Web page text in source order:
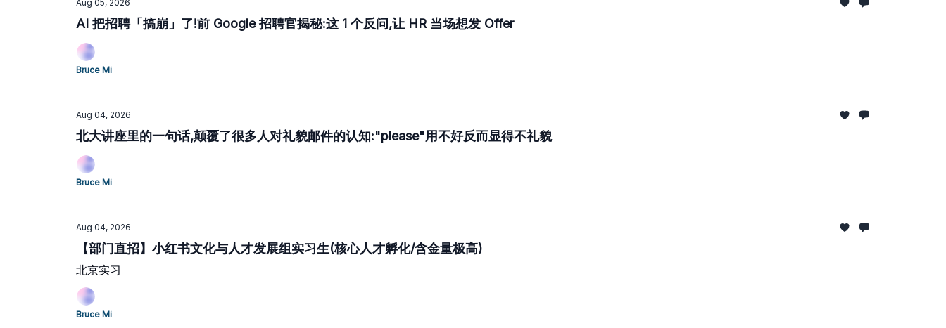
Aug 05, 2026
AI 把招聘「搞崩」了!前 Google 招聘官揭秘:这 1 个反问,让 HR 当场想发 Offer
Bruce Mi
Aug 04, 2026
北大讲座里的一句话,颠覆了很多人对礼貌邮件的认知:"please"用不好反而显得不礼貌
Bruce Mi
Aug 04, 2026
【部门直招】小红书文化与人才发展组实习生(核心人才孵化/含金量极高)
北京实习
Bruce Mi